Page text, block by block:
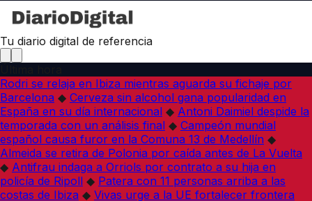
Tu diario digital de referencia
Rodri se relaja en Ibiza mientras aguarda su fichaje por
Barcelona ◆ Cerveza sin alcohol gana popularidad en
España en su día internacional ◆ Antoni Daimiel despide la
temporada con un análisis final ◆ Campeón mundial
español causa furor en la Comuna 13 de Medellín ◆
Almeida se retira de Polonia por caída antes de La Vuelta
◆ Antifrau indaga a Orriols por contrato a su hija en
policía de Ripoll ◆ Patera con 11 personas arriba a las
costas de Ibiza ◆ Vivas urge a la UE fortalecer frontera